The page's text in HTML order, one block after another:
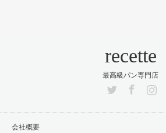
recette
最高級パン専門店
会社概要